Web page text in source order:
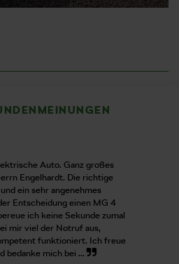
Auto. Ganz großes
Engelhardt. Die richtige
ein sehr angenehmes
Entscheidung einen MG 4
ich keine Sekunde zumal
mir viel der Notruf aus,
funktioniert. Ich freue
bedanke mich bei ...